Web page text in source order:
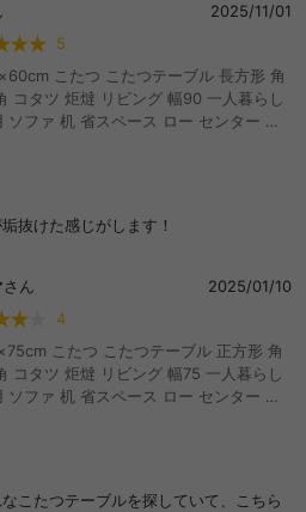
2025/11/01
5
こたつ こたつテーブル 長方形 角
コタツ 炬燵 リビング 幅90 一人暮らし
ソファ 机 省スペース ロー センター 木
抜けた感じがします！
さん
2025/01/10
4
こたつ こたつテーブル 正方形 角
コタツ 炬燵 リビング 幅75 一人暮らし
ソファ 机 省スペース ロー センター 木
石英管 年中 こたつ台 デスク 作業台
こたつテーブルを探していて、こちら